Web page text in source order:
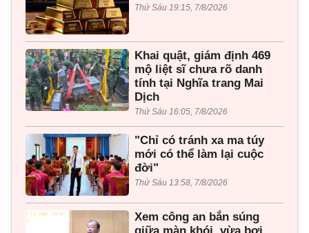
Thứ Sáu 19:15, 7/8/2026
Khai quật, giám định 469
mộ liệt sĩ chưa rõ danh
tính tại Nghĩa trang Mai
Dịch
Thứ Sáu 16:05, 7/8/2026
"Chỉ có tránh xa ma túy
mới có thể làm lại cuộc
đời"
Thứ Sáu 13:58, 7/8/2026
Xem công an bắn súng